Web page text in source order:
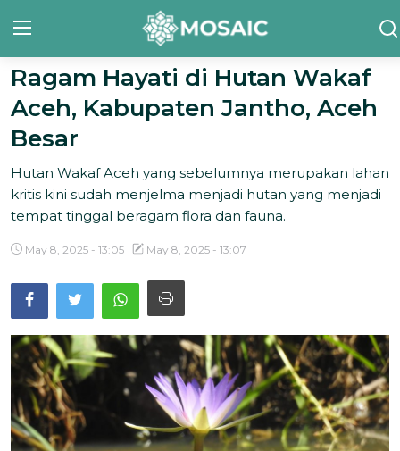
Contact
Tentang Kami
Risalah
Inisiatif
Sorotan Berita
Bahasa
Ragam Hayati di Hutan Wakaf
Aceh, Kabupaten Jantho, Aceh
Besar
Hutan Wakaf Aceh yang sebelumnya merupakan lahan
kritis kini sudah menjelma menjadi hutan yang menjadi
tempat tinggal beragam flora dan fauna.
May 8, 2025 - 13:05 May 8, 2025 - 13:07